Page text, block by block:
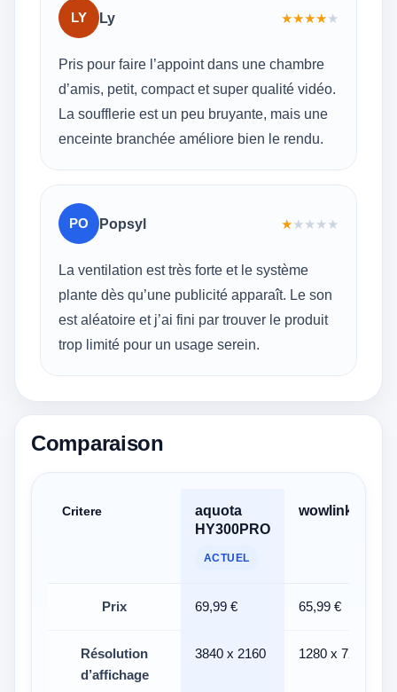
LY Ly ★★★★★
Pris pour faire l’appoint dans une chambre
d’amis, petit, compact et super qualité vidéo.
La soufflerie est un peu bruyante, mais une
enceinte branchée améliore bien le rendu.
PO Popsyl ★★★★★
La ventilation est très forte et le système
plante dès qu’une publicité apparaît. Le son
est aléatoire et j’ai fini par trouver le produit
trop limité pour un usage serein.
Comparaison
Critere
aquota
HY300PRO
ACTUEL
wowlink W210
Prix 69,99 € 65,99 €
Résolution
d’affichage
3840 x 2160 1280 x 720